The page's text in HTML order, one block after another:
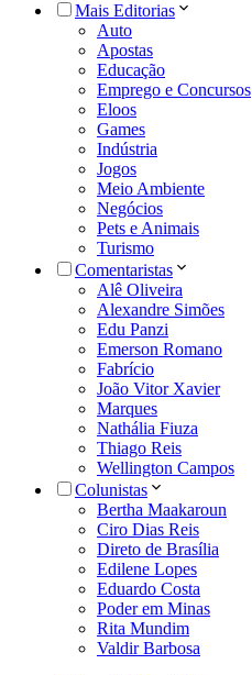
Mais Editorias
Auto
Apostas
Educação
Emprego e Concursos
Eloos
Games
Indústria
Jogos
Meio Ambiente
Negócios
Pets e Animais
Turismo
Comentaristas
Alê Oliveira
Alexandre Simões
Edu Panzi
Emerson Romano
Fabrício
João Vitor Xavier
Marques
Nathália Fiuza
Thiago Reis
Wellington Campos
Colunistas
Bertha Maakaroun
Ciro Dias Reis
Direto de Brasília
Edilene Lopes
Eduardo Costa
Poder em Minas
Rita Mundim
Valdir Barbosa